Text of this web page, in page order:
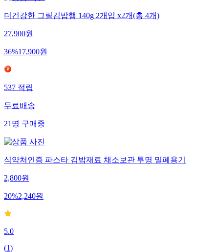
더건강한 그릴김밥햄 140g 2개입 x2개(총 4개)
27,900원
36%17,900원
537적립
무료배송
21명구매중
식약처인증 파스타 김밥재료 채소보관 투명 밀폐용기
2,800원
20%2,240원
5.0